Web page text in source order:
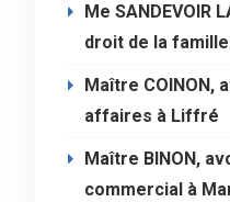
Me SANDEVOIR
droit de la
Maître COINON,
affaires à Liffré
Maître BINON,
commercial à